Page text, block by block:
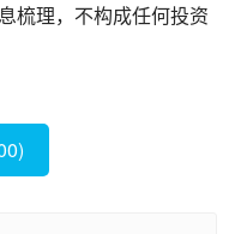
梳理，不构成任何投资
)